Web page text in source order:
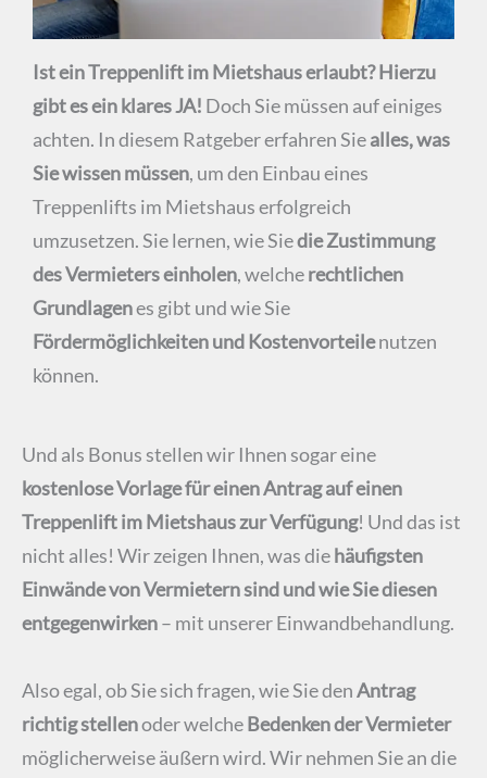
Ist ein Treppenlift im Mietshaus erlaubt? Hierzu
gibt es ein klares JA! Doch Sie müssen auf einiges
achten. In diesem Ratgeber erfahren Siealles, was
Sie wissen müssen, um den Einbau eines
Treppenlifts im Mietshaus erfolgreich
umzusetzen. Sie lernen, wie Siedie Zustimmung
des Vermieters einholen, welcherechtlichen
Grundlagenes gibt und wie Sie
Fördermöglichkeiten und Kostenvorteilenutzen
können.
Und als Bonus stellen wir Ihnen sogar eine
kostenlose Vorlage für einen Antrag auf einen
Treppenlift im Mietshaus zur Verfügung! Und das ist
nicht alles! Wir zeigen Ihnen, was diehäufigsten
Einwände von Vermietern sind und wie Sie diesen
entgegenwirken– mit unserer Einwandbehandlung.
Also egal, ob Sie sich fragen, wie Sie denAntrag
richtig stellenoder welcheBedenken der Vermieter
möglicherweise äußern wird. Wir nehmen Sie an die